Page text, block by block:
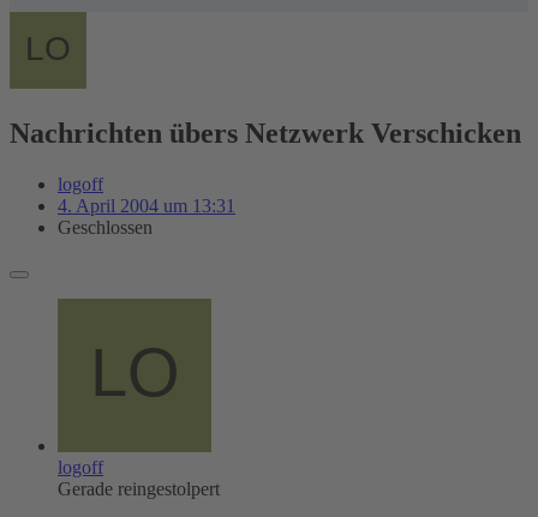
Nachrichten übers Netzwerk Verschicken
logoff
4. April 2004 um 13:31
Geschlossen
logoff
Gerade reingestolpert